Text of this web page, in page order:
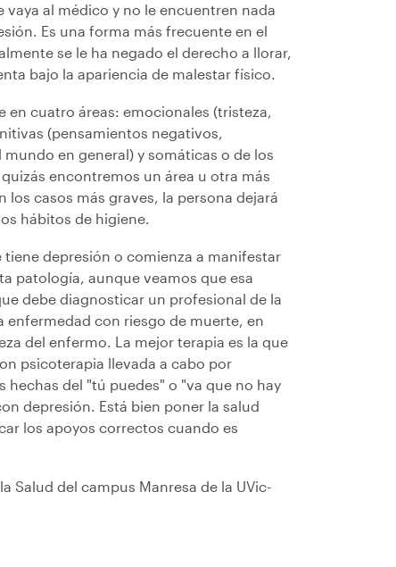
al médico y no le encuentren nada
Es una forma más frecuente en el
se le ha negado el derecho a llorar,
bajo la apariencia de malestar físico.
en cuatro áreas: emocionales (tristeza,
(pensamientos negativos,
en general) y somáticas o de los
encontremos un área u otra más
casos más graves, la persona dejará
hábitos de higiene.
depresión o comienza a manifestar
patología, aunque veamos que esa
debe diagnosticar un profesional de la
enfermedad con riesgo de muerte, en
del enfermo. La mejor terapia es la que
psicoterapia llevada a cabo por
hechas del "tú puedes" o "va que no hay
depresión. Está bien poner la salud
los apoyos correctos cuando es
Salud del campus Manresa de la UVic-